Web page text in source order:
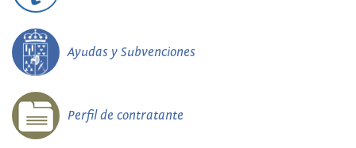
Ayudas y Subvenciones
Perfil de contratante